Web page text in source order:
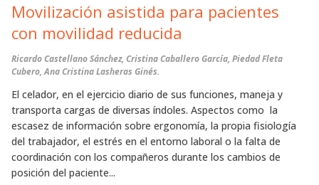
Movilización asistida para pacientes
con movilidad reducida
Ricardo Castellano Sánchez, Cristina Caballero García, Piedad Fleta
Cubero, Ana Cristina Lasheras Ginés.
El celador, en el ejercicio diario de sus funciones, maneja y
transporta cargas de diversas índoles. Aspectos como la
escasez de información sobre ergonomía, la propia fisiología
del trabajador, el estrés en el entorno laboral o la falta de
coordinación con los compañeros durante los cambios de
posición del paciente...